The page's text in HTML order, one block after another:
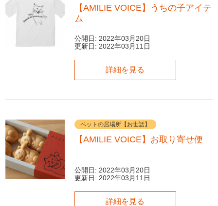
【AMILIE VOICE】うちの子アイテ
ム
公開日: 2022年03月20日
更新日: 2022年03月11日
詳細を見る
ペットの居場所【お世話】
【AMILIE VOICE】お取り寄せ便
公開日: 2022年03月20日
更新日: 2022年03月11日
詳細を見る